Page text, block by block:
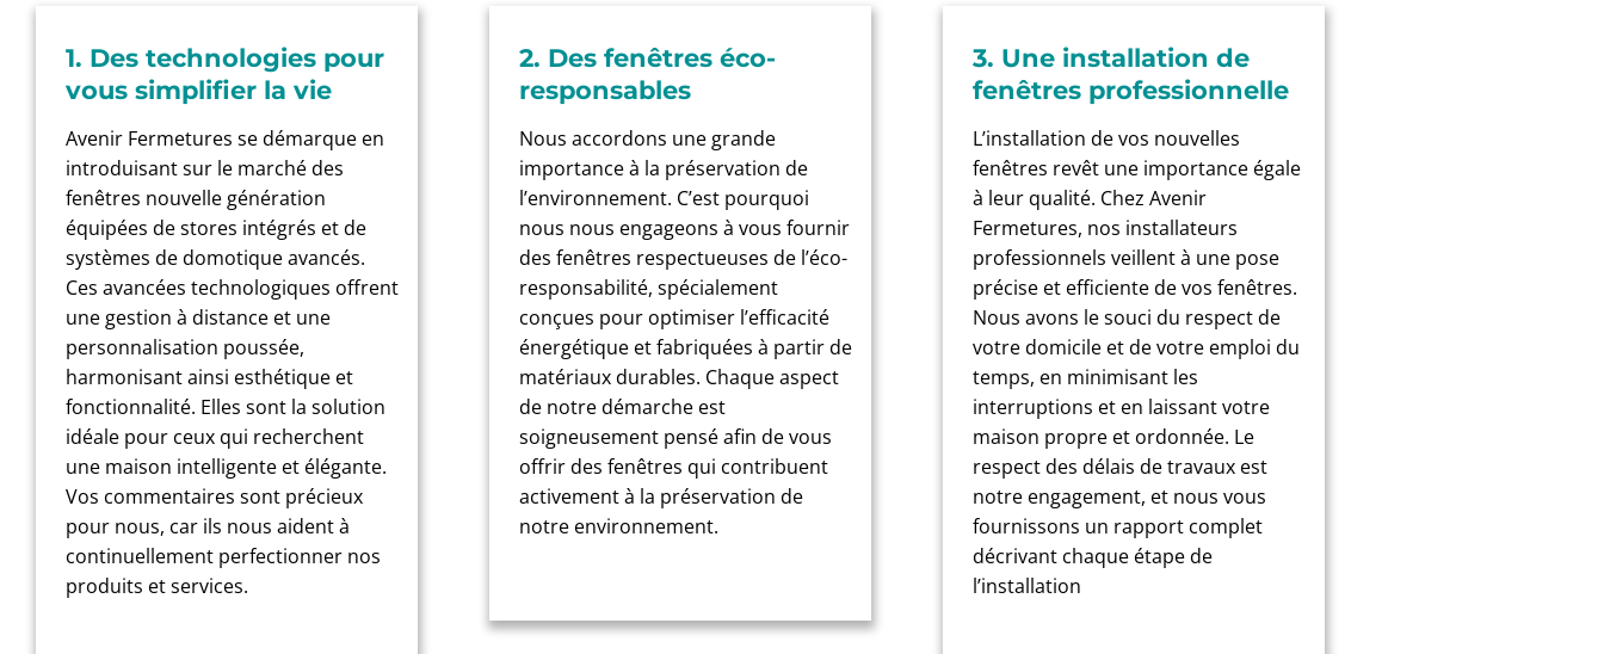
1. Des technologies pour
vous simplifier la vie
Avenir Fermetures se démarque en
introduisant sur le marché des
fenêtres nouvelle génération
équipées de stores intégrés et de
systèmes de domotique avancés.
Ces avancées technologiques offrent
une gestion à distance et une
personnalisation poussée,
harmonisant ainsi esthétique et
fonctionnalité. Elles sont la solution
idéale pour ceux qui recherchent
une maison intelligente et élégante.
Vos commentaires sont précieux
pour nous, car ils nous aident à
continuellement perfectionner nos
produits et services.
2. Des fenêtres éco-
responsables
Nous accordons une grande
importance à la préservation de
l’environnement. C’est pourquoi
nous nous engageons à vous fournir
des fenêtres respectueuses de l’éco-
responsabilité, spécialement
conçues pour optimiser l’efficacité
énergétique et fabriquées à partir de
matériaux durables. Chaque aspect
de notre démarche est
soigneusement pensé afin de vous
offrir des fenêtres qui contribuent
activement à la préservation de
notre environnement.
3. Une installation de
fenêtres professionnelle
L’installation de vos nouvelles
fenêtres revêt une importance égale
à leur qualité. Chez Avenir
Fermetures, nos installateurs
professionnels veillent à une pose
précise et efficiente de vos fenêtres.
Nous avons le souci du respect de
votre domicile et de votre emploi du
temps, en minimisant les
interruptions et en laissant votre
maison propre et ordonnée. Le
respect des délais de travaux est
notre engagement, et nous vous
fournissons un rapport complet
décrivant chaque étape de
l’installation